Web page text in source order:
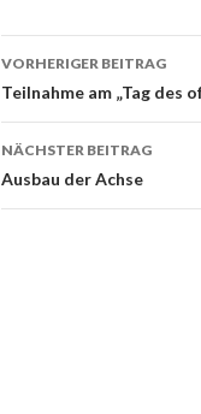
Beitrags-
Navigation
VORHERIGER BEITRAG
Teilnahme am „Tag des
NÄCHSTER BEITRAG
Ausbau der Achse